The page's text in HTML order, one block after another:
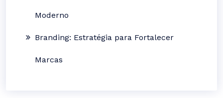
Moderno
Branding: Estratégia para Fortalecer
Marcas